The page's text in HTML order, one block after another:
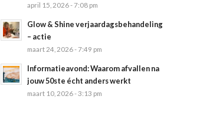
april 15, 2026 - 7:08 pm
Glow & Shine verjaardagsbehandeling
– actie
maart 24, 2026 - 7:49 pm
Informatieavond: Waarom afvallen na
jouw 50ste écht anders werkt
maart 10, 2026 - 3:13 pm